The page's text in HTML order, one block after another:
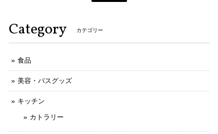
Category カテゴリー
食品
美容・バスグッズ
キッチン
カトラリー